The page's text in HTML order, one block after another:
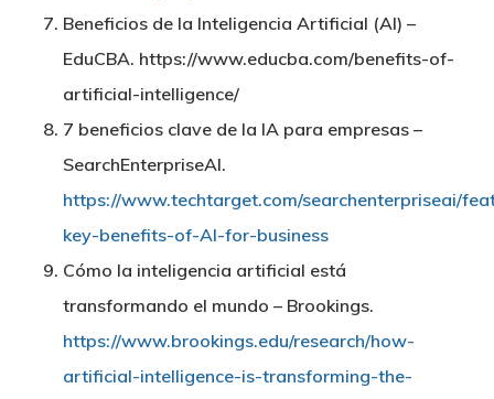
Beneficios de la Inteligencia Artificial (Al) –
EduCBA. https://www.educba.com/benefits-of-
artificial-intelligence/
7 beneficios clave de la IA para empresas –
SearchEnterpriseAI.
https://www.techtarget.com/searchenterpriseai/
key-benefits-of-AI-for-business
Cómo la inteligencia artificial está
transformando el mundo – Brookings.
https://www.brookings.edu/research/how-
artificial-intelligence-is-transforming-the-